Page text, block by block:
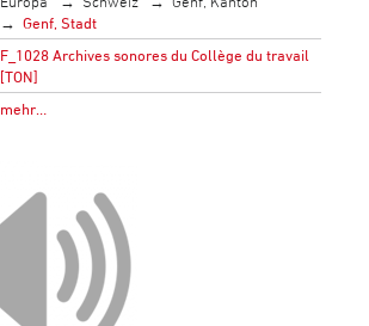
Genf, Stadt
F_1028 Archives sonores du Collège du travail
[TON]
mehr…